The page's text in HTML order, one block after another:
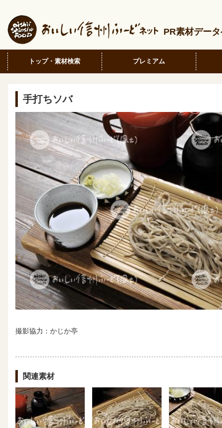
PR素材デー
トップ・素材検索 プレミアム
手打ちソバ
撮影協力：かじか亭
関連素材